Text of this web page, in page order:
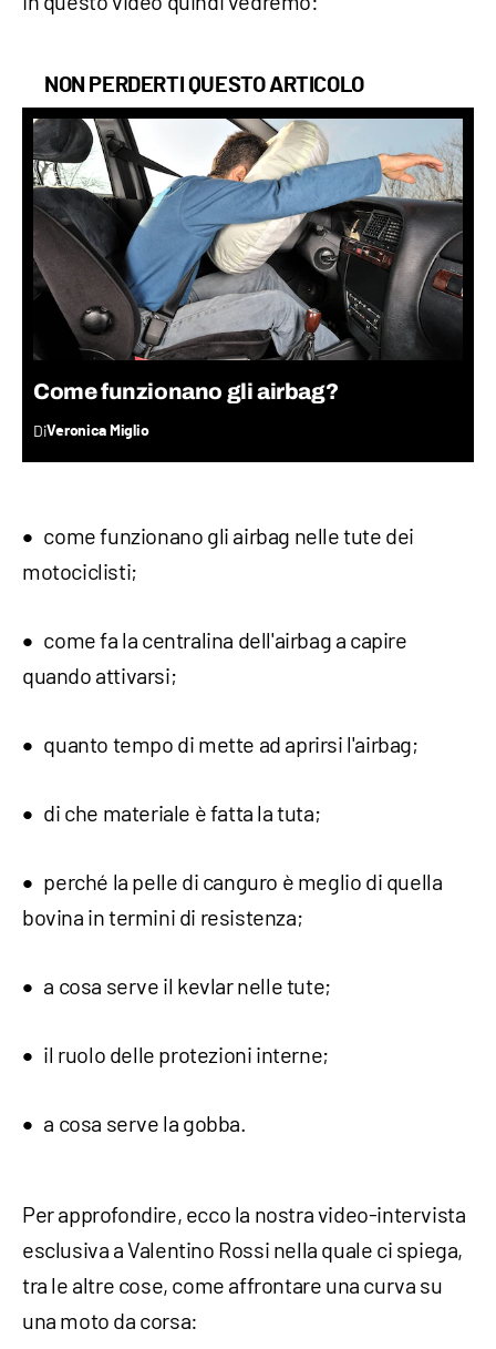
NON PERDERTI QUESTO ARTICOLO
Come funzionano gli airbag?
DiVeronica Miglio
come funzionano gli airbag nelle tute dei
motociclisti;
come fa la centralina dell'airbag a capire
quando attivarsi;
quanto tempo di mette ad aprirsi l'airbag;
di che materiale è fatta la tuta;
perché la pelle di canguro è meglio di quella
bovina in termini di resistenza;
a cosa serve il kevlar nelle tute;
il ruolo delle protezioni interne;
a cosa serve la gobba.
Per approfondire, ecco la nostra video-intervista
esclusiva a Valentino Rossi nella quale ci spiega,
tra le altre cose, come affrontare una curva su
una moto da corsa: